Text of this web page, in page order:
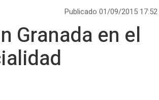
Publicado 01/09/2015 17:52
Granada en el